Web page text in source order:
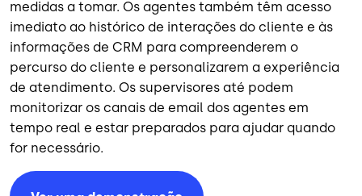
medidas a tomar. Os agentes também têm acesso
imediato ao histórico de interações do cliente e às
informações de CRM para compreenderem o
percurso do cliente e personalizarem a experiência
de atendimento. Os supervisores até podem
monitorizar os canais de email dos agentes em
tempo real e estar preparados para ajudar quando
for necessário.